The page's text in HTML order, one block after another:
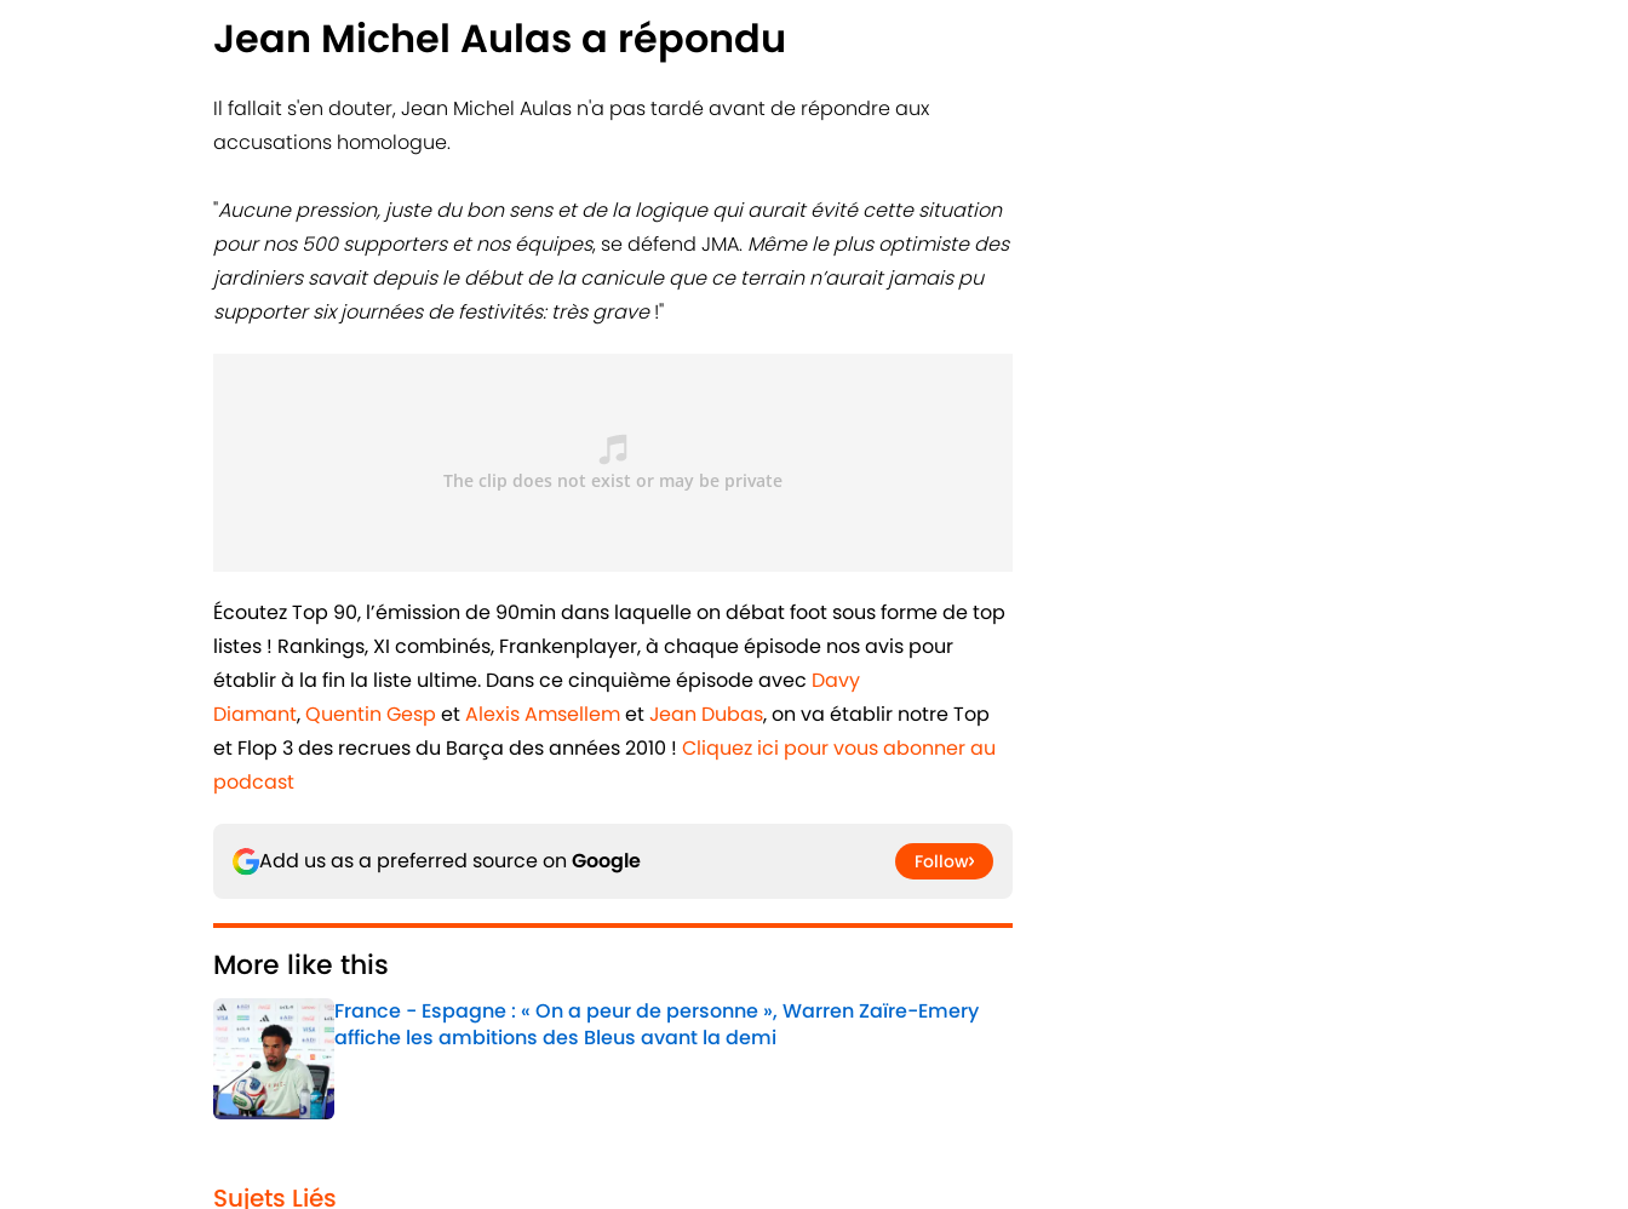
Jean Michel Aulas a répondu
Il fallait s'en douter, Jean Michel Aulas n'a pas tardé avant de répondre aux
accusations homologue.
"Aucune pression, juste du bon sens et de la logique qui aurait évité cette situation
pour nos 500 supporters et nos équipes, se défend JMA. Même le plus optimiste des
jardiniers savait depuis le début de la canicule que ce terrain n’aurait jamais pu
supporter six journées de festivités: très grave!"
Écoutez Top 90, l’émission de 90min dans laquelle on débat foot sous forme de top
listes ! Rankings, XI combinés, Frankenplayer, à chaque épisode nos avis pour
établir à la fin la liste ultime. Dans ce cinquième épisode avec Davy
Diamant,Quentin Gesp etAlexis AmsellemetJean Dubas, on va établir notre Top
et Flop 3 des recrues du Barça des années 2010 ! Cliquez ici pour vous abonner au
podcast
Add us as a preferred source on Google Follow
More like this
France - Espagne : « On a peur de personne », Warren Zaïre-Emery
affiche les ambitions des Bleus avant la demi
Sujets Liés